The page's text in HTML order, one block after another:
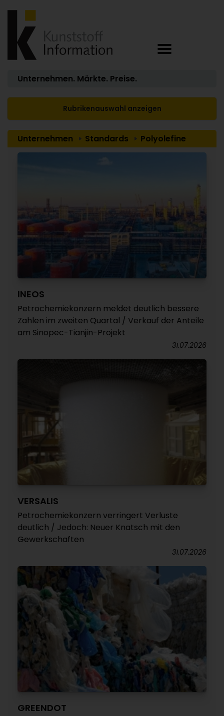
Unternehmen. Märkte. Preise.
Rubrikenauswahl anzeigen
Unternehmen Standards Polyolefine
INEOS
Petrochemiekonzern meldet deutlich bessere
Zahlen im zweiten Quartal / Verkauf der Anteile
am Sinopec-Tianjin-Projekt
31.07.2026
VERSALIS
Petrochemiekonzern verringert Verluste
deutlich / Jedoch: Neuer Knatsch mit den
Gewerkschaften
31.07.2026
GREENDOT